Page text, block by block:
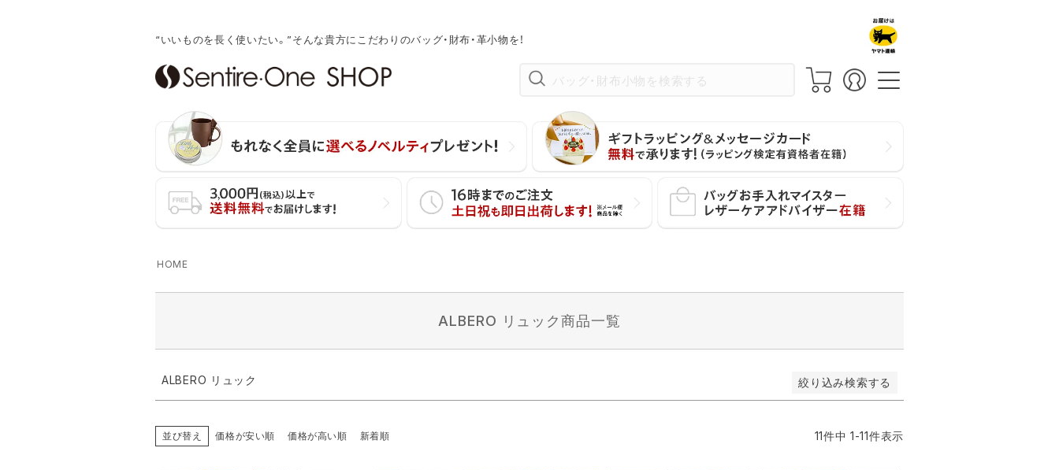
“いいものを長く使いたい。”そんな貴方にこだわりのバッグ・財布・革小物を！
HOME
ALBERO リュック商品一覧
ALBERO リュック 絞り込み検索する
キーワード
価格
グレー
ブラック
在庫なし商品
在庫なし商品を表示しない
価格が安い順 価格が高い順 レビュー数順
検索
並び替え 価格が安い順 価格が高い順 新着順 11件中 1-11件表示